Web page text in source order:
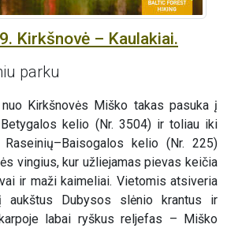
Kirkšnovė – Kaulakiai.
parku
Kirkšnovės Miško takas pasuka į
kelio (Nr. 3504) ir toliau iki
kelio (Nr. 225)
vingius, kur užliejamas pievas keičia
ir maži kaimeliai. Vietomis atsiveria
aukštus Dubysos slėnio krantus ir
labai ryškus reljefas – Miško